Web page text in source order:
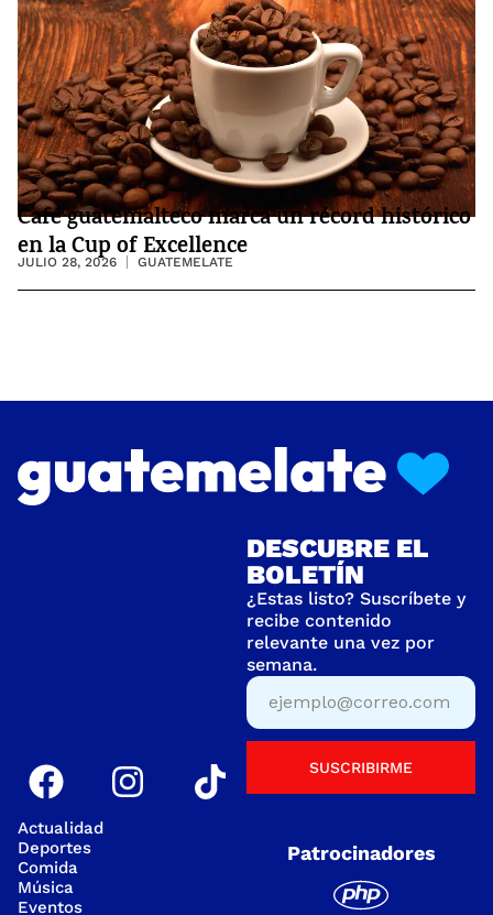
Café guatemalteco marca un récord histórico
en la Cup of Excellence
JULIO 28, 2026 GUATEMELATE
Actualidad
Deportes
Comida
Música
Eventos
DESCUBRE EL
BOLETÍN
¿Estas listo? Suscríbete y
recibe contenido
relevante una vez por
semana.
SUSCRIBIRME
Patrocinadores